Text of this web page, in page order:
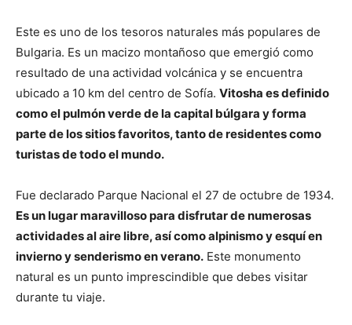
Este es uno de los tesoros naturales más populares de
Bulgaria. Es un macizo montañoso que emergió como
resultado de una actividad volcánica y se encuentra
ubicado a 10 km del centro de Sofía. Vitosha es definido
como el pulmón verde de la capital búlgara y forma
parte de los sitios favoritos, tanto de residentes como
turistas de todo el mundo.
Fue declarado Parque Nacional el 27 de octubre de 1934.
Es un lugar maravilloso para disfrutar de numerosas
actividades al aire libre, así como alpinismo y esquí en
invierno y senderismo en verano. Este monumento
natural es un punto imprescindible que debes visitar
durante tu viaje.